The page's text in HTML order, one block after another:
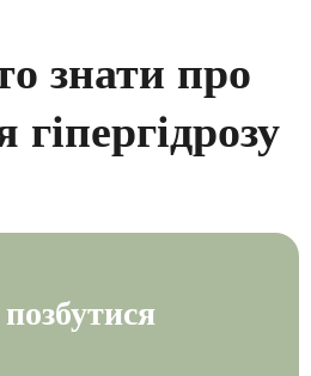
знати про
гіпергідрозу